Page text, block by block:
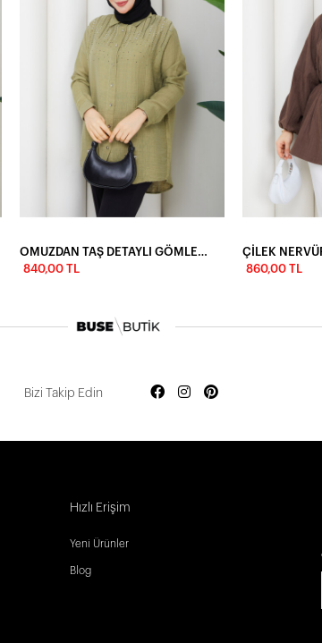
OMUZDAN TAŞ DETAYLI GÖMLEK - YEŞİL
840,00 TL
860,00 TL
Bizi Takip Edin
Hızlı Erişim
Yeni Ürünler
Blog